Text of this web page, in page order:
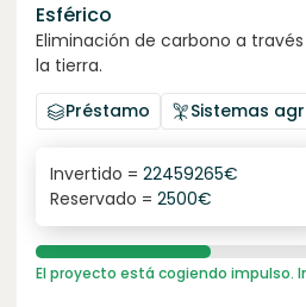
Esférico
Eliminación de carbono a
la tierra.
Préstamo
Sistemas
6.3%
interés anual
Invertido = 22459265€
Reservado = 2500€
El proyecto está cogiendo impulso.